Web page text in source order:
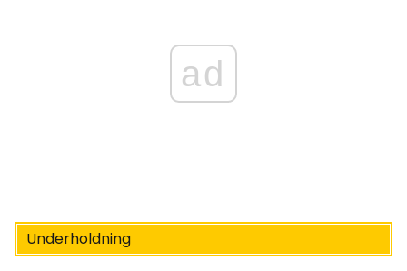
ad
Underholdning